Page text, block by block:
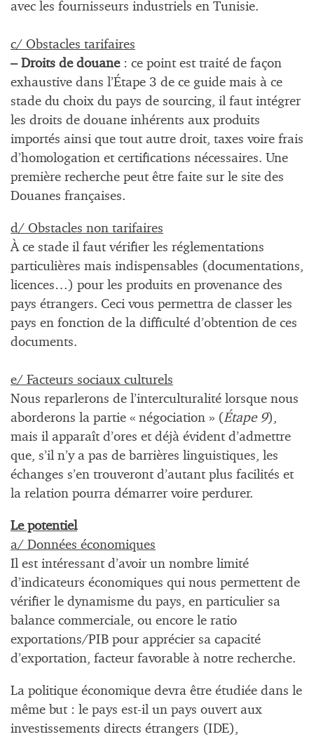
avec les fournisseurs industriels en Tunisie.
c/ Obstacles tarifaires
– Droits de douane: ce point est traité de façon
exhaustive dans l’Étape 3 de ce guide mais à ce
stade du choix du pays de sourcing, il faut intégrer
les droits de douane inhérents aux produits
importés ainsi que tout autre droit, taxes voire frais
d’homologation et certifications nécessaires. Une
première recherche peut être faite sur le site des
Douanes françaises.
d/ Obstacles non tarifaires
À ce stade il faut vérifier les réglementations
particulières mais indispensables (documentations,
licences…) pour les produits en provenance des
pays étrangers. Ceci vous permettra de classer les
pays en fonction de la difficulté d’obtention de ces
documents.
e/ Facteurs sociaux culturels
Nous reparlerons de l’interculturalité lorsque nous
aborderons la partie « négociation » (Étape 9),
mais il apparaît d’ores et déjà évident d’admettre
que, s’il n’y a pas de barrières linguistiques, les
échanges s’en trouveront d’autant plus facilités et
la relation pourra démarrer voire perdurer.
Le potentiel
a/ Données économiques
Il est intéressant d’avoir un nombre limité
d’indicateurs économiques qui nous permettent de
vérifier le dynamisme du pays, en particulier sa
balance commerciale, ou encore le ratio
exportations/PIB pour apprécier sa capacité
d’exportation, facteur favorable à notre recherche.
La politique économique devra être étudiée dans le
même but : le pays est-il un pays ouvert aux
investissements directs étrangers (IDE),